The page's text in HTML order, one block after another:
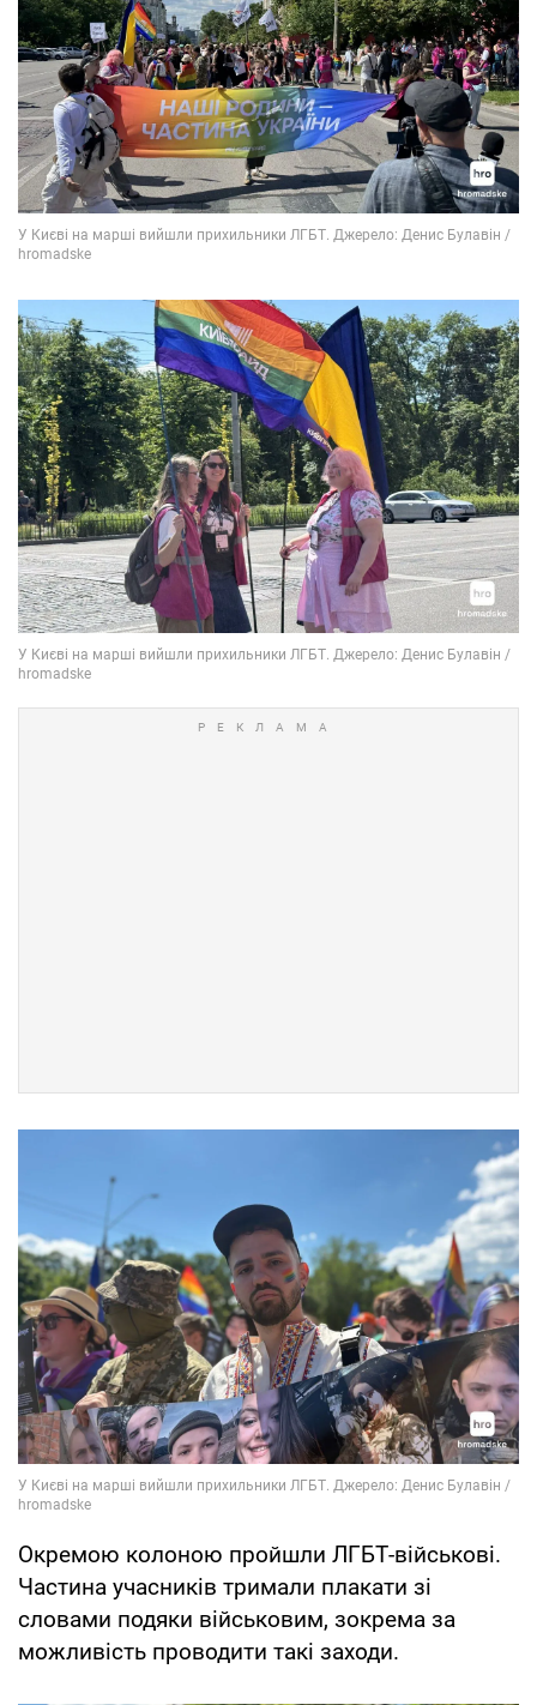
Окремою колоною пройшли ЛГБТ-військові.
Частина учасників тримали плакати зі
словами подяки військовим, зокрема за
можливість проводити такі заходи.